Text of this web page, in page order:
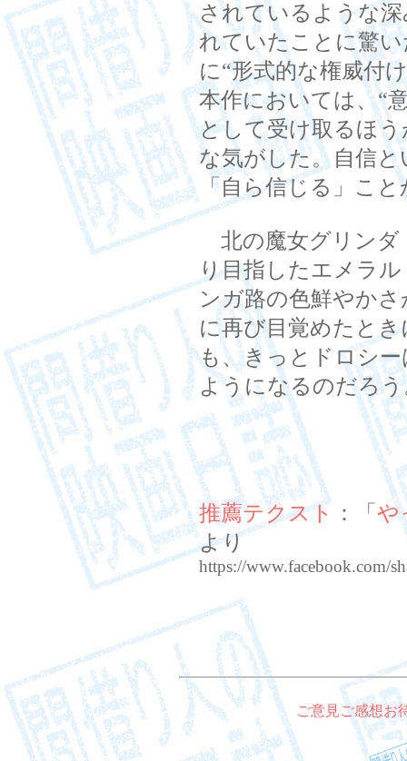
されているような
れていたことに驚
に“形式的な権威付
本作においては、“
として受け取るほ
な気がした。自信
「自ら信じる」こ
北の魔女グリンダ
り目指したエメラ
ンガ路の色鮮やか
に再び目覚めたと
も、きっとドロシ
ようになるのだろ
推薦テクスト ：「 や
より
https://www.facebook.com/
ご意見ご感想お